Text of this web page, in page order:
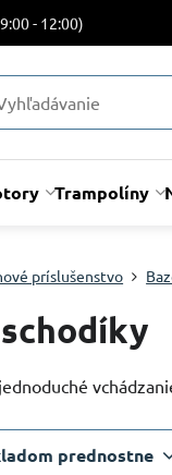
- 12:00)
Trampolíny
príslušenstvo
prednostne